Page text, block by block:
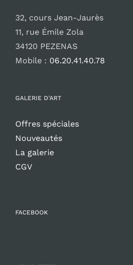
32, cours Jean-Jaurès
11, rue Émile Zola
34120 PEZENAS
Mobile : 06.20.41.40.78
GALERIE D’ART
Offres spéciales
Nouveautés
La galerie
CGV
FACEBOOK